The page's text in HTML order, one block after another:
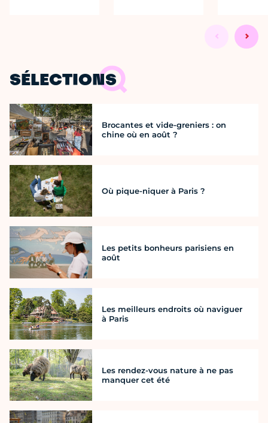
SÉLECTIONS
Brocantes et vide-greniers : on
chine où en août ?
Où pique-niquer à Paris ?
Les petits bonheurs parisiens en
août
Les meilleurs endroits où naviguer
à Paris
Les rendez-vous nature à ne pas
manquer cet été